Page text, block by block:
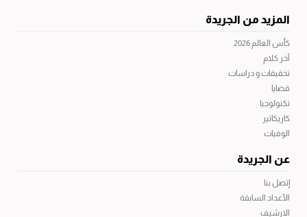
المزيد من الجريدة
كأس العالم 2026
آخر كلام
تحقيقات و دراسات
قضايا
تكنولوجيا
كاريكاتير
الوفيات
عن الجريدة
إتصل بنا
الأعداد السابقة
الارشيف